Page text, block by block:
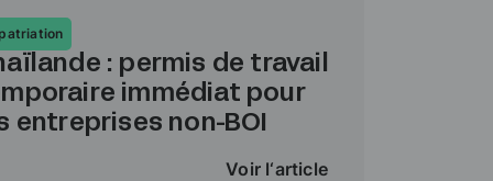
: permis de travail
immédiat pour
entreprises non-BOI
Voir l‘article